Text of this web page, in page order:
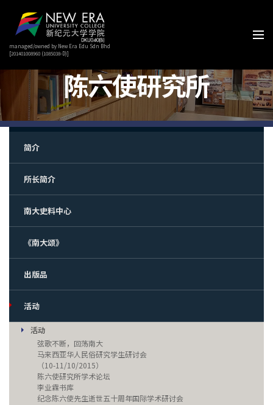
managed/owned by New Era Edu Sdn Bhd
[201401008960 (1085038-D)]
陈六使研究所
简介
所长简介
南大史料中心
《南大颂》
出版品
活动
活动
弦歌不断，回荡南大
马来西亚华人民俗研究学生研讨会
（10-11/10/2015）
陈六使研究所学术论坛
李业霖书库
纪念陈六使先生逝世五十周年国际学术研讨会